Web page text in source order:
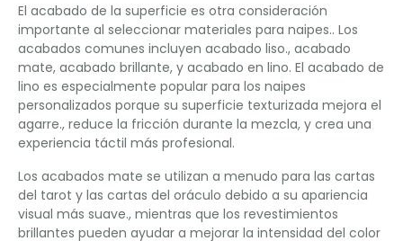
El acabado de la superficie es otra consideración
importante al seleccionar materiales para naipes.. Los
acabados comunes incluyen acabado liso., acabado
mate, acabado brillante, y acabado en lino. El acabado de
lino es especialmente popular para los naipes
personalizados porque su superficie texturizada mejora el
agarre., reduce la fricción durante la mezcla, y crea una
experiencia táctil más profesional.
Los acabados mate se utilizan a menudo para las cartas
del tarot y las cartas del oráculo debido a su apariencia
visual más suave., mientras que los revestimientos
brillantes pueden ayudar a mejorar la intensidad del color